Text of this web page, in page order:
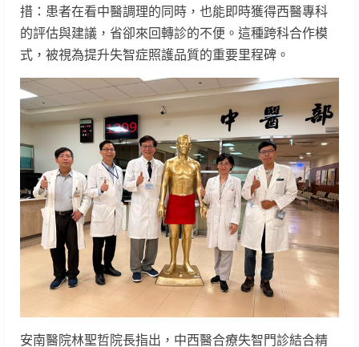
措：患者在看中醫調理的同時，也能即時獲得西醫專科
的評估與建議，省卻來回轉診的不便。這種跨科合作模
式，被視為提升失智症照護品質的重要里程碑。
安南醫院林聖哲院長指出，中西醫合療失智門診結合精